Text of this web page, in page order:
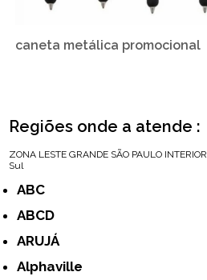
caneta metálica promocional
Regiões onde a atende :
ZONA LESTE GRANDE SÃO PAULO INTERIOR
Sul
ABC
ABCD
ARUJÁ
Alphaville